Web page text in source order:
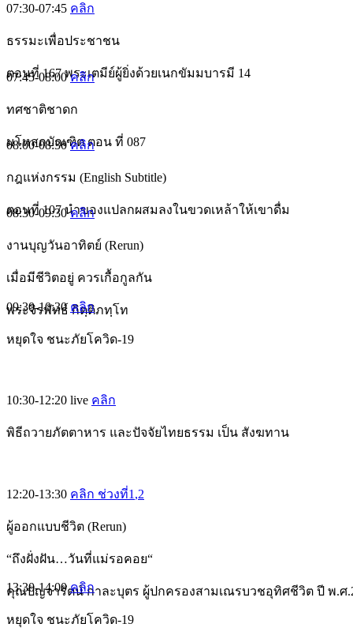
07:30-07:45 คลิก
ธรรมะเพื่อประชาชน
ตอนที่ 167 พระเตมีย์ผู้ยิ่งด้วยเนกขัมมบารมี 14
07:45-08:00คลิก
ทศชาติชาดก
มโหสถบัณฑิต ตอน ที่ 087
08:00-08:30คลิก
กฎแห่งกรรม (English Subtitle)
ตอนที่ 107 นำของแปลกผสมลงในขวดเหล้าให้เขาดื่ม
08:30-09:30คลิก
งานบุญวันอาทิตย์ (Rerun)
เมื่อมีชีวิตอยู่ ควรเกื้อกูลกัน
พระจิรพัทธ์ กิตฺติภทฺโท
09:30-10:30คลิก
หยุดใจ ชนะภัยโควิด-19
10:30-12:20 live คลิก
พิธีถวายภัตตาหาร และปัจจัยไทยธรรม เป็น สังฆทาน
12:20-13:30 คลิก ช่วงที่1 ,2
ผู้ออกแบบชีวิต (Rerun)
“ถึงฝั่งฝัน…วันที่แม่รอคอย“
คุณปัญจารัตน์ กาละบุตร ผู้ปกครองสามเณรบวชอุทิศชีวิต ปี พ.ศ
13:30-14:00คลิก
หยุดใจ ชนะภัยโควิด-19